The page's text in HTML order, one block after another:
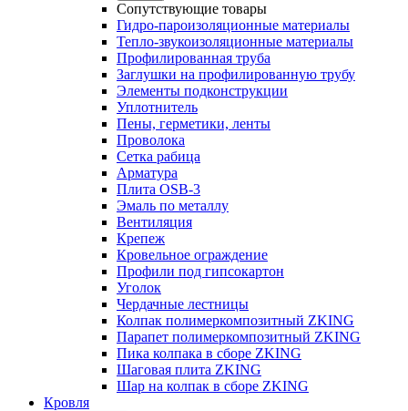
Сопутствующие товары
Гидро-пароизоляционные материалы
Тепло-звукоизоляционные материалы
Профилированная труба
Заглушки на профилированную трубу
Элементы подконструкции
Уплотнитель
Пены, герметики, ленты
Проволока
Сетка рабица
Арматура
Плита OSB-3
Эмаль по металлу
Вентиляция
Крепеж
Кровельное ограждение
Профили под гипсокартон
Уголок
Чердачные лестницы
Колпак полимеркомпозитный ZKING
Парапет полимеркомпозитный ZKING
Пика колпака в сборе ZKING
Шаговая плита ZKING
Шар на колпак в сборе ZKING
Кровля